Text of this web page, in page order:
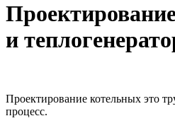
и
Проектирование котельных это
процесс.